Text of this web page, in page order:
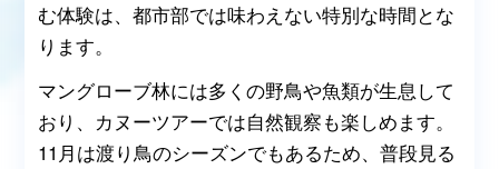
む体験は、都市部では味わえない特別な時間とな
ります。
マングローブ林には多くの野鳥や魚類が生息して
おり、カヌーツアーでは自然観察も楽しめます。
11月は渡り鳥のシーズンでもあるため、普段見る